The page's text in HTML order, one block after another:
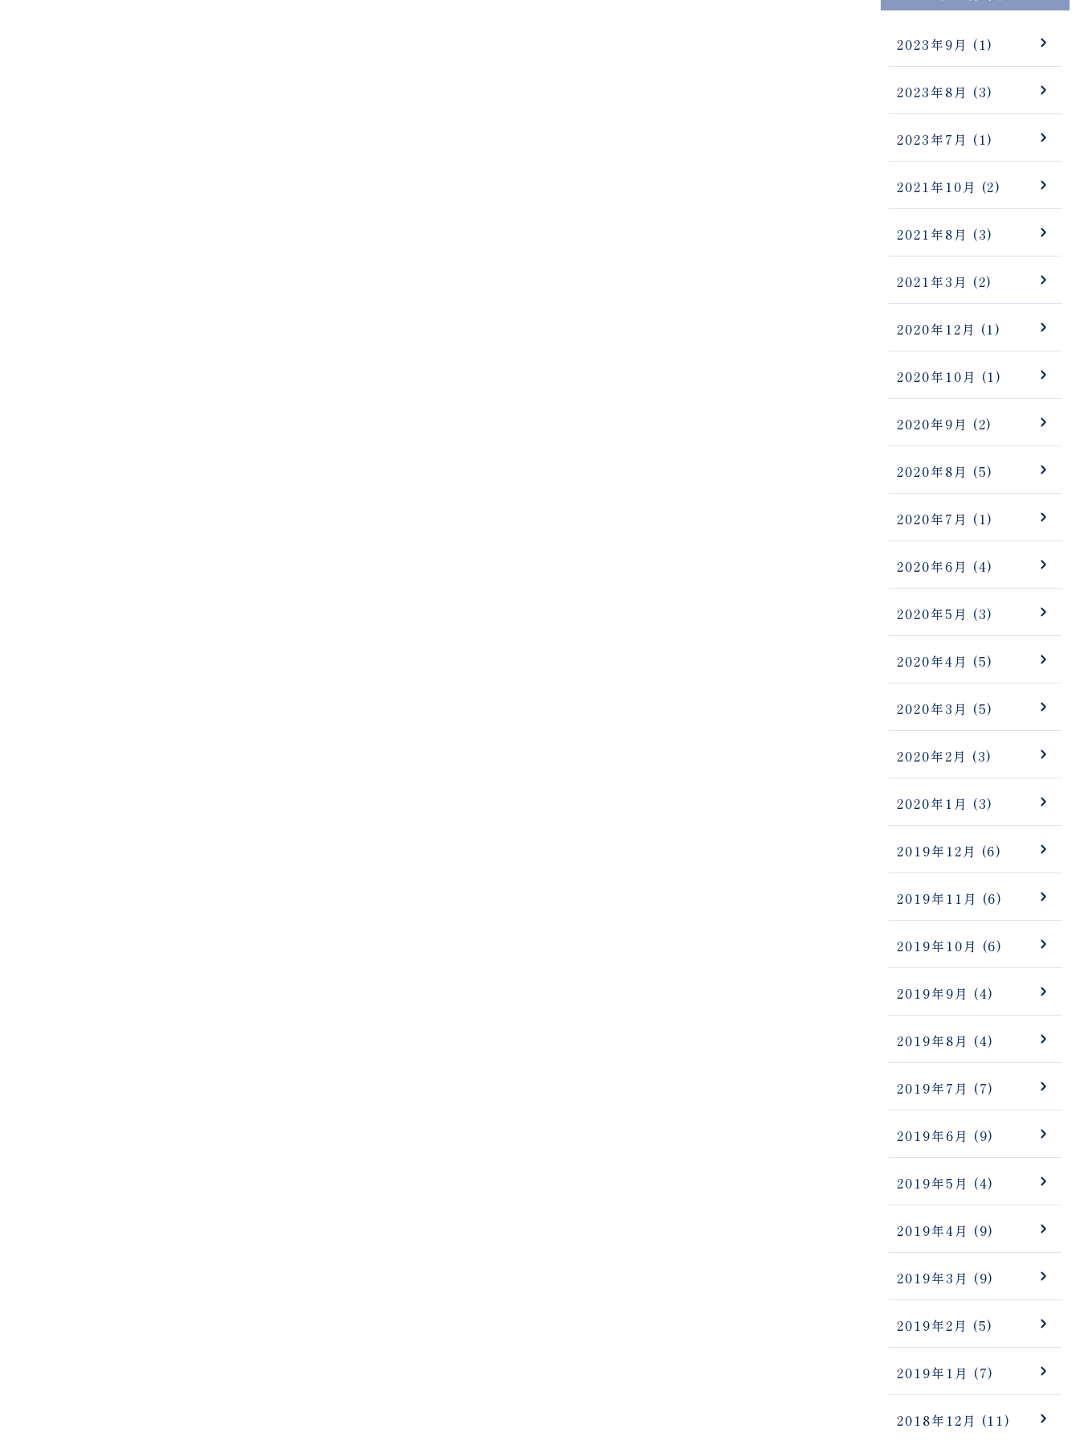
2023年9月 (1)
2023年8月 (3)
2023年7月 (1)
2021年10月 (2)
2021年8月 (3)
2021年3月 (2)
2020年12月 (1)
2020年10月 (1)
2020年9月 (2)
2020年8月 (5)
2020年7月 (1)
2020年6月 (4)
2020年5月 (3)
2020年4月 (5)
2020年3月 (5)
2020年2月 (3)
2020年1月 (3)
2019年12月 (6)
2019年11月 (6)
2019年10月 (6)
2019年9月 (4)
2019年8月 (4)
2019年7月 (7)
2019年6月 (9)
2019年5月 (4)
2019年4月 (9)
2019年3月 (9)
2019年2月 (5)
2019年1月 (7)
2018年12月 (11)